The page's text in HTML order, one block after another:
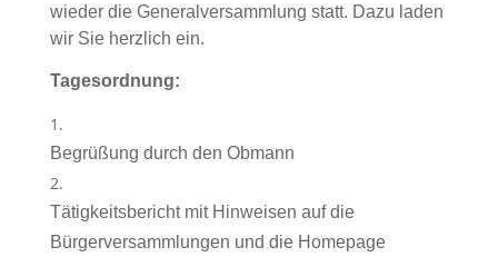
wieder die Generalversammlung statt. Dazu laden
wir Sie herzlich ein.
Tagesordnung:
Begrüßung durch den Obmann
Tätigkeitsbericht mit Hinweisen auf die
Bürgerversammlungen und die Homepage